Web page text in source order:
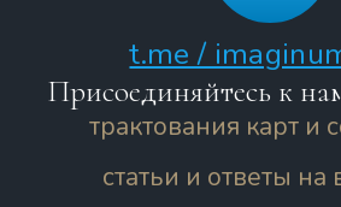
t.me /
Присоединяйтесь к
трактования карт и
статьи и ответы на